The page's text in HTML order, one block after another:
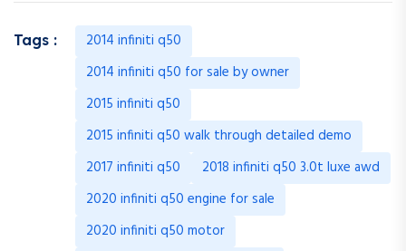
Tags :
2014 infiniti q50
2014 infiniti q50 for sale by owner
2015 infiniti q50
2015 infiniti q50 walk through detailed demo
2017 infiniti q50
2018 infiniti q50 3.0t luxe awd
2020 infiniti q50 engine for sale
2020 infiniti q50 motor